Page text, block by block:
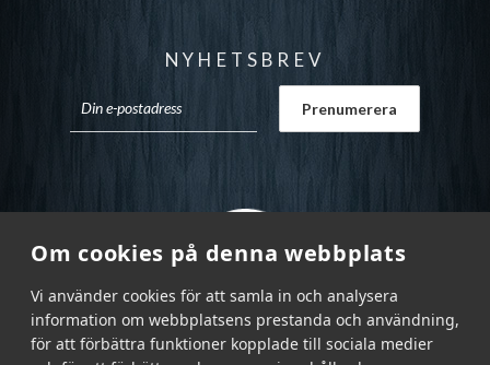
Om cookies på denna webbplats
Vi använder cookies för att samla in och analysera
information om webbplatsens prestanda och användning,
för att förbättra funktioner kopplade till sociala medier
NYHETSBREV